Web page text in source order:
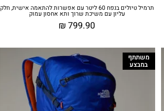
תרמיל טיולים בנפח 60 ליטר עם אפשרות להתאמה אישית, חלק
עליון עם משיכת שרוך ותא אחסון עמוק
₪799.90
משתתף
במבצע